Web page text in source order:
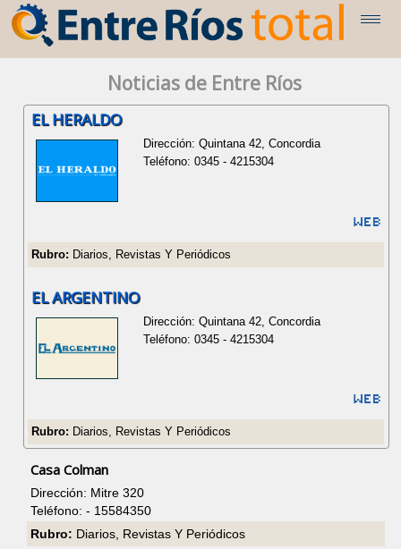
Noticias de Entre Ríos
EL HERALDO
Dirección: Quintana 42, Concordia
Teléfono: 0345 - 4215304
Rubro: Diarios, Revistas Y Periódicos
EL ARGENTINO
Dirección: Quintana 42, Concordia
Teléfono: 0345 - 4215304
Rubro: Diarios, Revistas Y Periódicos
Casa Colman
Dirección: Mitre 320
Teléfono: - 15584350
Rubro: Diarios, Revistas Y Periódicos